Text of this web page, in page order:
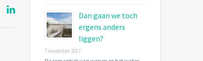
Dan gaan we toch
ergens anders
liggen?
7 november 2017